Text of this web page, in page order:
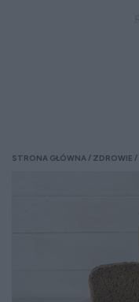
STRONA GŁÓWNA ZDROWIE